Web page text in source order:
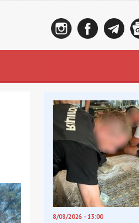
8/08/2026 - 13:00